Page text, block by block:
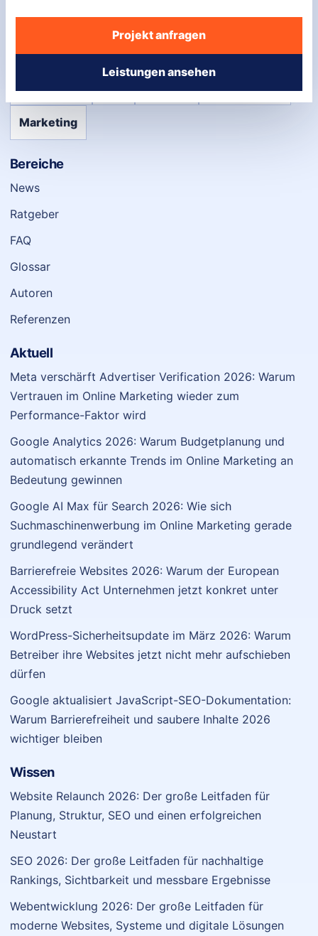
info@webmediawerk.com
Marketing
Bereiche
News
Ratgeber
FAQ
Glossar
Autoren
Referenzen
Aktuell
Meta verschärft Advertiser Verification 2026: Warum
Vertrauen im Online Marketing wieder zum
Performance-Faktor wird
Google Analytics 2026: Warum Budgetplanung und
automatisch erkannte Trends im Online Marketing an
Bedeutung gewinnen
Google AI Max für Search 2026: Wie sich
Suchmaschinenwerbung im Online Marketing gerade
grundlegend verändert
Barrierefreie Websites 2026: Warum der European
Accessibility Act Unternehmen jetzt konkret unter
Druck setzt
WordPress-Sicherheitsupdate im März 2026: Warum
Betreiber ihre Websites jetzt nicht mehr aufschieben
dürfen
Google aktualisiert JavaScript-SEO-Dokumentation:
Warum Barrierefreiheit und saubere Inhalte 2026
wichtiger bleiben
Wissen
Website Relaunch 2026: Der große Leitfaden für
Planung, Struktur, SEO und einen erfolgreichen
Neustart
SEO 2026: Der große Leitfaden für nachhaltige
Rankings, Sichtbarkeit und messbare Ergebnisse
Webentwicklung 2026: Der große Leitfaden für
moderne Websites, Systeme und digitale Lösungen
Projekt anfragen
Leistungen ansehen